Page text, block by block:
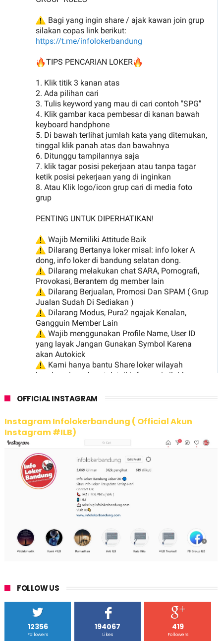
OFFICIAL INSTAGRAM
Instagram Infolokerbandung ( Official Akun
Instagram #ILB)
FOLLOW US
12356
Followers
194067
Likes
419
Followers